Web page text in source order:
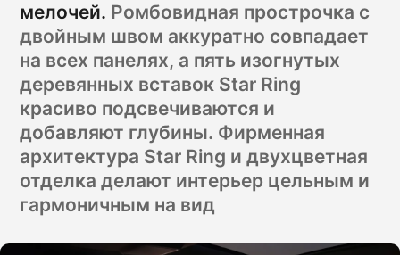
мелочей. Ромбовидная прострочка с
двойным швом аккуратно совпадает
на всех панелях, а пять изогнутых
деревянных вставок Star Ring
красиво подсвечиваются и
добавляют глубины. Фирменная
архитектура Star Ring и двухцветная
отделка делают интерьер цельным и
гармоничным на вид